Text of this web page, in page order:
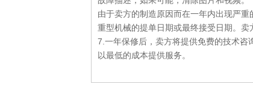
由于卖方的制造原因而在一年内出现严重
重型机械的提单日期或最终接受日期。卖
7.一年保修后，卖方将提供免费的技术咨
以最低的成本提供服务。